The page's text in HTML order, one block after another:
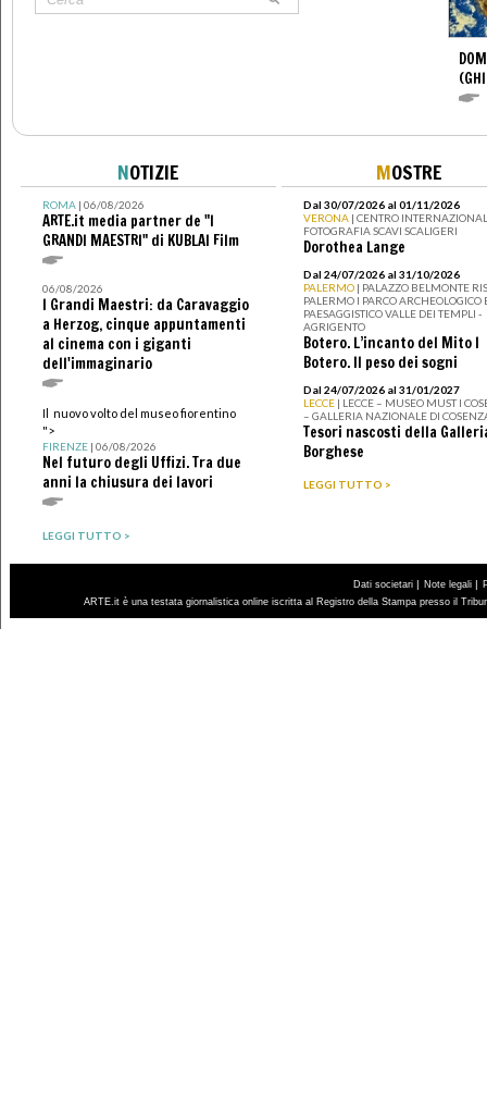
NOTIZIE
ROMA| 06/08/2026
ARTE.it media partner de "I
GRANDI MAESTRI" di KUBLAI Film
06/08/2026
I Grandi Maestri: da Caravaggio
a Herzog, cinque appuntamenti
al cinema con i giganti
dell'immaginario
Il nuovo volto del museo fiorentino
">
FIRENZE| 06/08/2026
Nel futuro degli Uffizi. Tra due
anni la chiusura dei lavori
LEGGI TUTTO >
MOSTRE
Dal 30/07/2026 al 01/11/2026
VERONA | CENTRO
FOTOGRAFIA SCAVI SCALIGERI
Dorothea Lange
Dal 24/07/2026 al 31/10/2026
PALERMO | PALAZZO BELMONTE
PALERMO I PARCO ARCHEOLOGICO
PAESAGGISTICO VALLE DEI TEMPLI -
AGRIGENTO
Botero. L’incanto del Mito I
Botero. Il peso dei sogni
Dal 24/07/2026 al 31/01/2027
LECCE | LECCE – MUSEO MUST I
– GALLERIA NAZIONALE DI
Tesori nascosti della
Borghese
LEGGI TUTTO >
Dati societari | Note legali |
ARTE.it è una testata giornalistica online iscritta al Registro della Stampa presso il